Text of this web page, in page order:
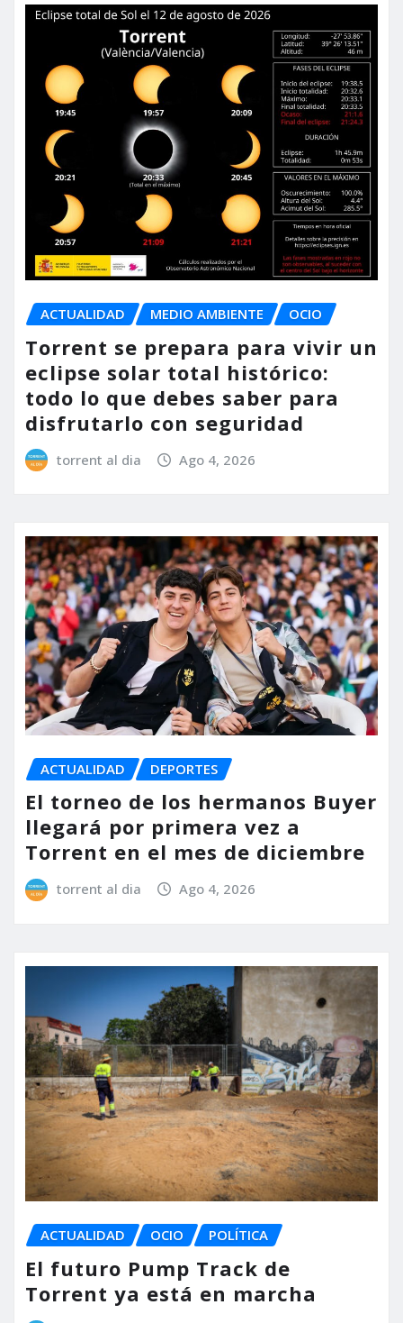
ACTUALIDAD MEDIO AMBIENTE OCIO
Torrent se prepara para vivir un
eclipse solar total histórico:
todo lo que debes saber para
disfrutarlo con seguridad
torrent al dia Ago 4, 2026
ACTUALIDAD DEPORTES
El torneo de los hermanos Buyer
llegará por primera vez a
Torrent en el mes de diciembre
torrent al dia Ago 4, 2026
ACTUALIDAD OCIO POLÍTICA
El futuro Pump Track de
Torrent ya está en marcha